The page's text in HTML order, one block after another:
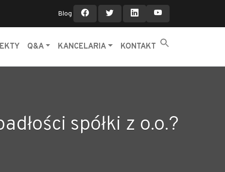
Blog
Q&A KANCELARIA KONTAKT
spółki z o.o.?